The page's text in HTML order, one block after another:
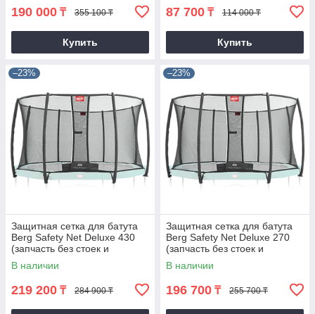
190 000 ₸ 355 100 ₸
Купить
87 700 ₸ 114 000 ₸
Купить
–23%
Защитная сетка для батута
Berg Safety Net Deluxe 430
(запчасть без стоек и
крепежа)
В наличии
219 200 ₸ 284 900 ₸
–23%
Защитная сетка для батута
Berg Safety Net Deluxe 270
(запчасть без стоек и
крепежа)
В наличии
196 700 ₸ 255 700 ₸